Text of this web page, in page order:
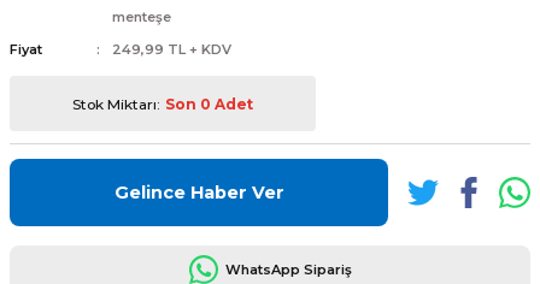
menteşe
Fiyat
249,99 TL + KDV
Stok Miktarı: Son 0 Adet
Gelince Haber Ver
WhatsApp Sipariş